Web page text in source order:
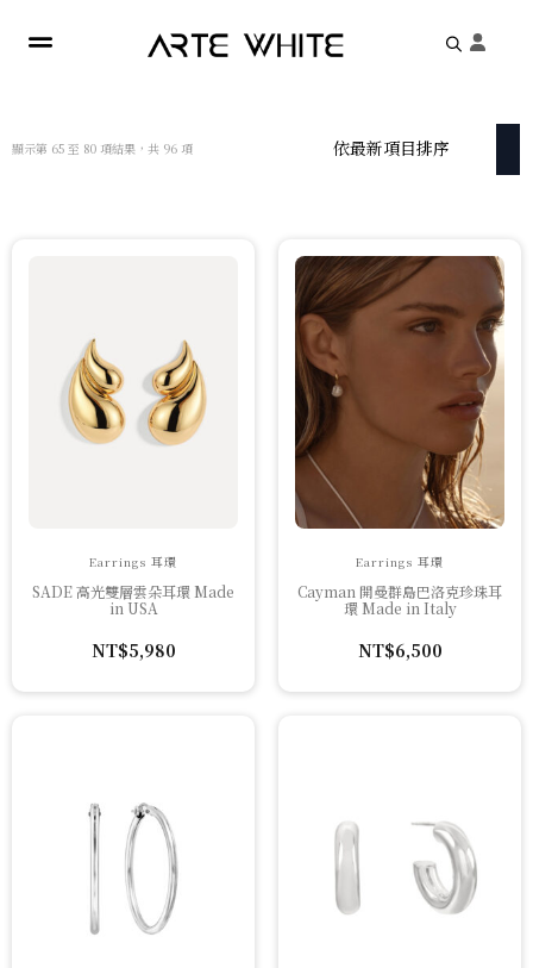
顯示第 65 至 80 項結果，共 96 項依
Earrings 耳環
SADE 高光雙層雲朵耳環 Made
in USA
NT$5,980
Earrings 耳環
Cayman 開曼群島巴洛克珍珠耳
環 Made in Italy
NT$6,500